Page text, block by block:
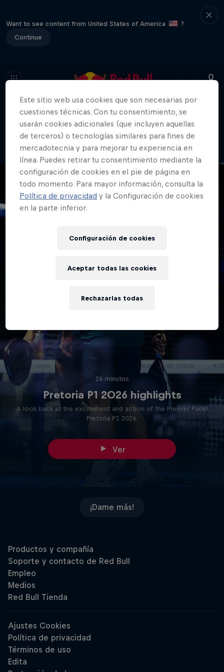
Want to see content from United States of America
?
Continue
404
Vaya. Lo sentimos. ¿Dónde está la
página?
26 minutos
Pretoria P1 2026 highlights
A look back at the excitement and action of the Premier Padel
Pretoria P1 2026.
Ver
¡Dame más!
Este sitio web usa cookies que son necesarias por
cuestiones técnicas. Con tu consentimiento, se
usarán cookies adicionales (que incluyen aquellas
de terceros) o tecnologías similares para fines de
mercadotecnia y para mejorar tu experiencia en
línea. Puedes retirar tu consentimiento mediante la
configuración de cookies en el pie de página en
todo momento. Para mayor información, consulta la
Política de privacidad y la Configuración de cookies
en la parte inferior.
Configuración de cookies
Rechazarlas todas
Aceptar todas las cookies